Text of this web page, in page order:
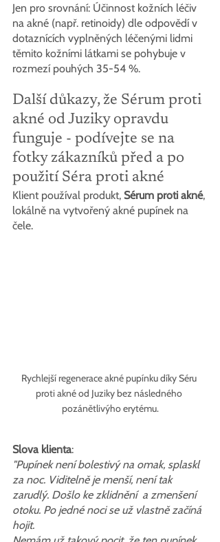
Jen pro srovnání: Účinnost kožních léčiv
na akné (např. retinoidy) dle odpovědí v
dotaznících vyplněných léčenými lidmi
těmito kožními látkami se pohybuje v
rozmezí pouhých 35-54 %.
Další důkazy, že Sérum proti
akné od Juziky opravdu
funguje - podívejte se na
fotky zákazníků před a po
použití Séra proti akné
Klient používal produkt, Sérum proti akné,
lokálně na vytvořený akné pupínek na
čele.
Rychlejší regenerace akné pupínku díky Séru
proti akné od Juziky bez následného
pozánětlivýho erytému.
Slova klienta:
"Pupínek není bolestivý na omak, splaskl
za noc. Viditelně je menší, není tak
zarudlý. Došlo ke zklidnění  a zmenšení
otoku. Po jedné noci se už vlastně začíná
hojit.